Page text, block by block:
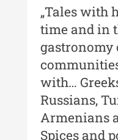
„Tales with
time and in
gastronomy
with…
Russians,
Armenians
Spices and